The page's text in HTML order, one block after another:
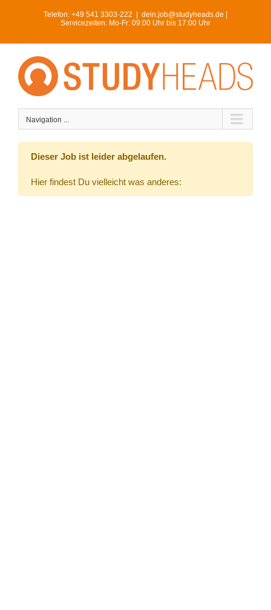
Telefon: +49 541 3303-222
dein.job@studyheads.de |
Servicezeiten: Mo-Fr: 09:00 Uhr bis 17:00 Uhr
Navigation ...
Dieser Job ist leider abgelaufen.
Hier findest Du vielleicht was anderes: